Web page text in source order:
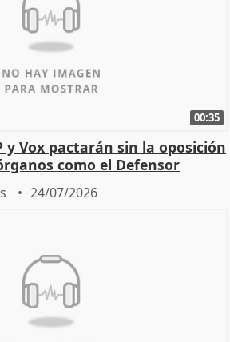
00:35
y Vox pactarán sin la oposición
como el Defensor
24/07/2026